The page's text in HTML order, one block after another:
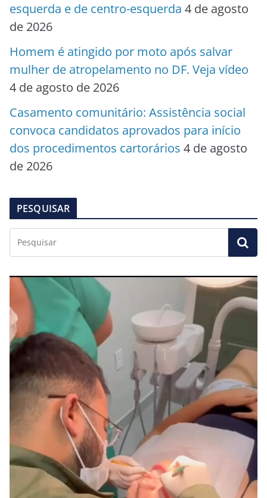
esquerda e de centro-esquerda 4 de agosto
de 2026
Homem é atingido por moto após salvar
mulher de atropelamento no DF. Veja vídeo
4 de agosto de 2026
Casamento comunitário: Assistência social
convoca candidatos aprovados para início
dos procedimentos cartorários 4 de agosto
de 2026
PESQUISAR